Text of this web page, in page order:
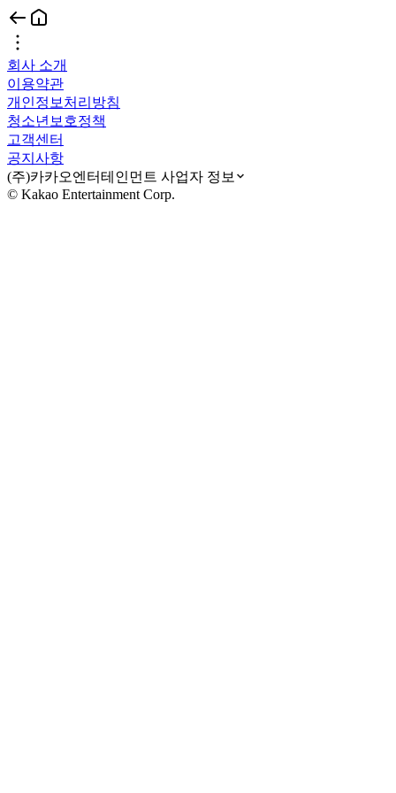
회사 소개
이용약관
개인정보처리방침
청소년보호정책
고객센터
공지사항
(주)카카오엔터테인먼트 사업자 정보
© Kakao Entertainment Corp.